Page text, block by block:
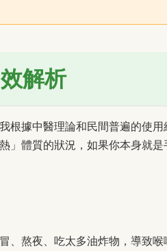
解析
根據中醫理論和民間普遍的使
」體質的狀況，如果你本身就
、熬夜、吃太多油炸物，導致